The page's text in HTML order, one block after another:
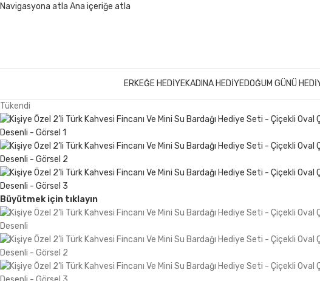
Navigasyona atla Ana içeriğe atla
ERKEĞE HEDIYEKADINA HEDIYEDOĞUM GÜNÜ
Tükendi
Büyütmek için tıklayın